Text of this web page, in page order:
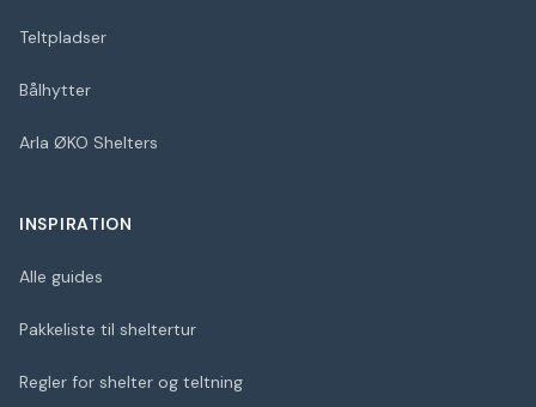
Teltpladser
Bålhytter
Arla ØKO Shelters
INSPIRATION
Alle guides
Pakkeliste til sheltertur
Regler for shelter og teltning